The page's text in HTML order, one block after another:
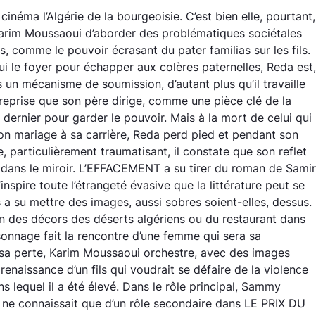
l’Algérie de la bourgeoisie. C’est bien elle, pourtant,
Moussaoui d’aborder des problématiques sociétales
comme le pouvoir écrasant du pater familias sur les fils.
le foyer pour échapper aux colères paternelles, Reda est,
un mécanisme de soumission, d’autant plus qu’il travaille
que son père dirige, comme une pièce clé de la
pour garder le pouvoir. Mais à la mort de celui qui
mariage à sa carrière, Reda perd pied et pendant son
particulièrement traumatisant, il constate que son reflet
le miroir. L’EFFACEMENT a su tirer du roman de Samir
toute l’étrangeté évasive que la littérature peut se
su mettre des images, aussi sobres soient-elles, dessus.
des décors des déserts algériens ou du restaurant dans
fait la rencontre d’une femme qui sera sa
perte, Karim Moussaoui orchestre, avec des images
d’un fils qui voudrait se défaire de la violence
lequel il a été élevé. Dans le rôle principal, Sammy
ne connaissait que d’un rôle secondaire dans LE PRIX DU